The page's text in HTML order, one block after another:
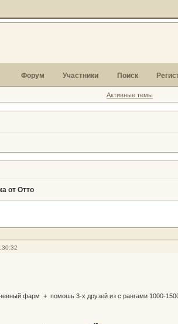
Форум Участники Поиск
Активные темы
от Отто
фарм + помошь 3-х друзей из с рангами 1000-